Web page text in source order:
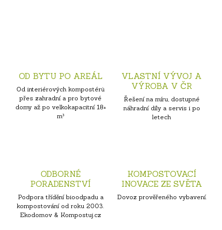
OD BYTU PO AREÁL
Od interiérových kompostérů
přes zahradní a pro bytové
domy až po velkokapacitní 18+
m³
VLASTNÍ VÝVOJ A
VÝROBA V ČR
Řešení na míru, dostupné
náhradní díly a servis i po
letech
ODBORNÉ
PORADENSTVÍ
Podpora třídění bioodpadu a
kompostování od roku 2003.
Ekodomov & Kompostuj.cz
KOMPOSTOVACÍ
INOVACE ZE SVĚTA
Dovoz prověřeného vybavení.